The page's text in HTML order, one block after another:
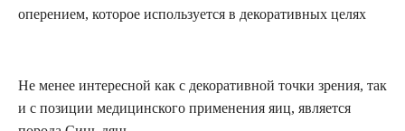
оперением, которое используется в декоративных целях
Не менее интересной как с декоративной точки зрения, так
и с позиции медицинского применения яиц, является